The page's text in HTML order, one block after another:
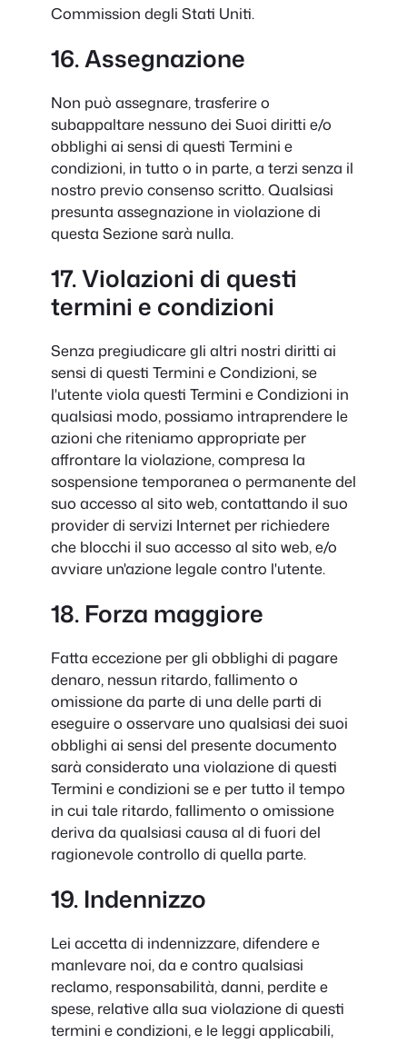
Commission degli Stati Uniti.
16. Assegnazione
Non può assegnare, trasferire o
subappaltare nessuno dei Suoi diritti e/o
obblighi ai sensi di questi Termini e
condizioni, in tutto o in parte, a terzi senza il
nostro previo consenso scritto. Qualsiasi
presunta assegnazione in violazione di
questa Sezione sarà nulla.
17. Violazioni di questi
termini e condizioni
Senza pregiudicare gli altri nostri diritti ai
sensi di questi Termini e Condizioni, se
l'utente viola questi Termini e Condizioni in
qualsiasi modo, possiamo intraprendere le
azioni che riteniamo appropriate per
affrontare la violazione, compresa la
sospensione temporanea o permanente del
suo accesso al sito web, contattando il suo
provider di servizi Internet per richiedere
che blocchi il suo accesso al sito web, e/o
avviare un'azione legale contro l'utente.
18. Forza maggiore
Fatta eccezione per gli obblighi di pagare
denaro, nessun ritardo, fallimento o
omissione da parte di una delle parti di
eseguire o osservare uno qualsiasi dei suoi
obblighi ai sensi del presente documento
sarà considerato una violazione di questi
Termini e condizioni se e per tutto il tempo
in cui tale ritardo, fallimento o omissione
deriva da qualsiasi causa al di fuori del
ragionevole controllo di quella parte.
19. Indennizzo
Lei accetta di indennizzare, difendere e
manlevare noi, da e contro qualsiasi
reclamo, responsabilità, danni, perdite e
spese, relative alla sua violazione di questi
termini e condizioni, e le leggi applicabili,